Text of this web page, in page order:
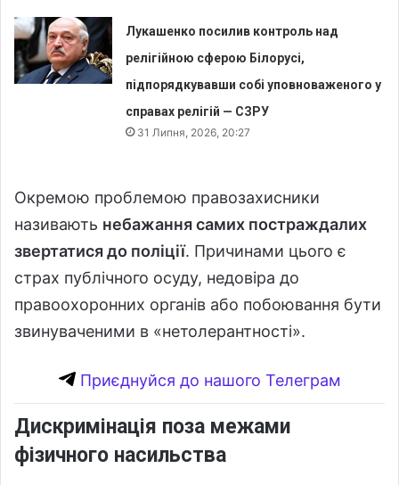
Лукашенко посилив контроль над
релігійною сферою Білорусі,
підпорядкувавши собі уповноваженого у
справах релігій — СЗРУ
31 Липня, 2026, 20:27
Окремою проблемою правозахисники
називають небажання самих постраждалих
звертатися до поліції. Причинами цього є
страх публічного осуду, недовіра до
правоохоронних органів або побоювання бути
звинуваченими в «нетолерантності».
Приєднуйся до нашого Телеграм
Дискримінація поза межами
фізичного насильства